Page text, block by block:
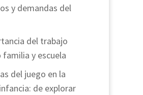
y demandas del
del trabajo
y escuela
del juego en la
de explorar